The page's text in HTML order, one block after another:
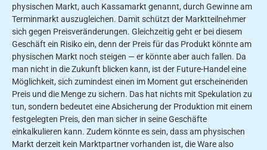
physischen Markt, auch Kassamarkt genannt, durch Gewinne am
Terminmarkt auszugleichen. Damit schützt der Marktteilnehmer
sich gegen Preisveränderungen. Gleichzeitig geht er bei diesem
Geschäft ein Risiko ein, denn der Preis für das Produkt könnte am
physischen Markt noch steigen — er könnte aber auch fallen. Da
man nicht in die Zukunft blicken kann, ist der Future-Handel eine
Möglichkeit, sich zumindest einen im Moment gut erscheinenden
Preis und die Menge zu sichern. Das hat nichts mit Spekulation zu
tun, sondern bedeutet eine Absicherung der Produktion mit einem
festgelegten Preis, den man sicher in seine Geschäfte
einkalkulieren kann. Zudem könnte es sein, dass am physischen
Markt derzeit kein Marktpartner vorhanden ist, die Ware also